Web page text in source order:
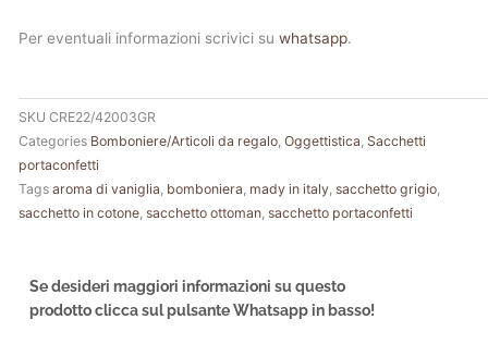
Per eventuali informazioni scrivici su whatsapp.
SKU CRE22/42003GR
Categories Bomboniere/Articoli da regalo Oggettistica Sacchetti
portaconfetti
Tags aroma di vaniglia bomboniera mady in italy sacchetto grigio
sacchetto in cotone sacchetto ottoman sacchetto portaconfetti
Se desideri maggiori informazioni su questo
prodotto clicca sul pulsante Whatsapp in basso!